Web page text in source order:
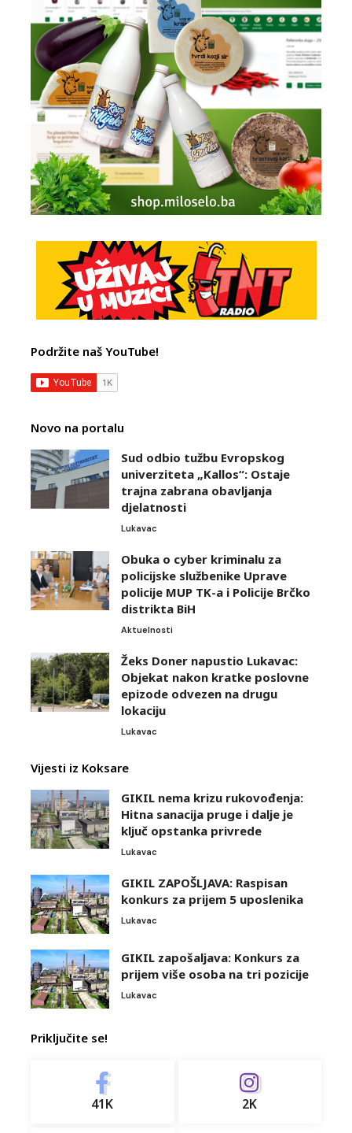
Podržite naš YouTube!
Novo na portalu
Sud odbio tužbu Evropskog
univerziteta „Kallos“: Ostaje
trajna zabrana obavljanja
djelatnosti
Lukavac
Obuka o cyber kriminalu za
policijske službenike Uprave
policije MUP TK-a i Policije Brčko
distrikta BiH
Aktuelnosti
Žeks Doner napustio Lukavac:
Objekat nakon kratke poslovne
epizode odvezen na drugu
lokaciju
Lukavac
Vijesti iz Koksare
GIKIL nema krizu rukovođenja:
Hitna sanacija pruge i dalje je
ključ opstanka privrede
Lukavac
GIKIL ZAPOŠLJAVA: Raspisan
konkurs za prijem 5 uposlenika
Lukavac
GIKIL zapošaljava: Konkurs za
prijem više osoba na tri pozicije
Lukavac
Priključite se!
41K 2K